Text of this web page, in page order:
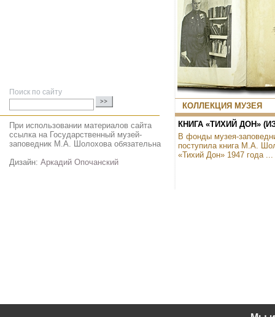
Поиск по сайту
При использовании материалов сайта
ссылка на Государственный музей-
заповедник М.А. Шолохова обязательна
Дизайн: Аркадий Опочанский
КОЛЛЕКЦИЯ МУЗЕЯ
КНИГА «ТИХИЙ ДОН»
В фонды музея-
поступила книга М.А.
«Тихий Дон» 1947 года ...